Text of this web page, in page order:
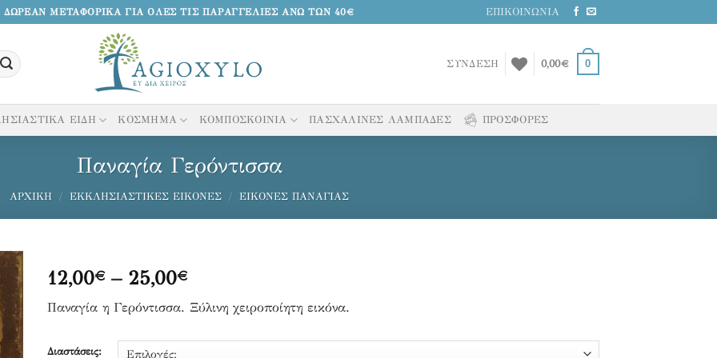
ΔΩΡΕΑΝ ΜΕΤΑΦΟΡΙΚΑ ΓΙΑ ΟΛΕΣ ΤΙΣ ΠΑΡΑΓΓΕΛΙΕΣ ΑΝΩ ΤΩΝ 40€ ΕΠΙΚΟΙΝΩΝΙΑ
ΣΥΝΔΕΣΗ 0,00€ 0
ΕΙΔΗ ΚΟΣΜΗΜΑ ΚΟΜΠΟΣΚΟΙΝΙΑ ΠΑΣΧΑΛΙΝΕΣ ΛΑΜΠΑΔΕΣ ΠΡΟΣΦΟΡΕΣ
Παναγία Γερόντισσα
ΑΡΧΙΚΉ / ΕΚΚΛΗΣΙΑΣΤΙΚΈΣ ΕΙΚΌΝΕΣ / ΕΙΚΌΝΕΣ ΠΑΝΑΓΊΑΣ
12,00€ – 25,00€Price
range:
12,00€
through
Παναγία η Γερόντισσα. Ξύλινη χειροποίητη εικόνα.
Διαστάσεις: